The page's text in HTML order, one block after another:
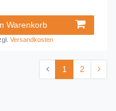
Warenkorb
Versandkosten
1 2